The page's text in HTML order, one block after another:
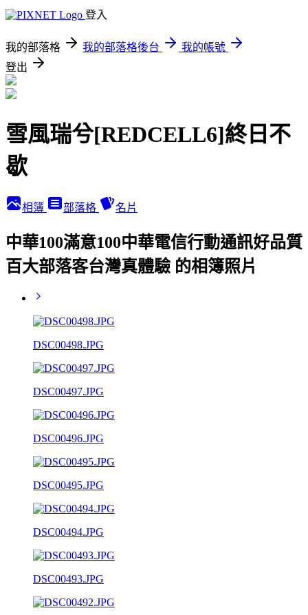
登入
我的部落格 我的部落格後台
我的帳號
登出
雪風瑞兮[REDCELL6]終日不
歇
相簿 部落格 名片
中華100滿意100中華電信行動通訊好品質
百大部落客台灣真體驗 的相簿照片
DSC00498.JPG
DSC00497.JPG
DSC00496.JPG
DSC00495.JPG
DSC00494.JPG
DSC00493.JPG